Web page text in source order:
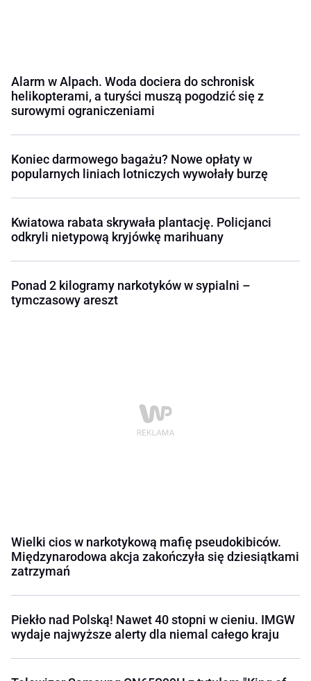
Alarm w Alpach. Woda dociera do schronisk
helikopterami, a turyści muszą pogodzić się z
surowymi ograniczeniami
Koniec darmowego bagażu? Nowe opłaty w
popularnych liniach lotniczych wywołały burzę
Kwiatowa rabata skrywała plantację. Policjanci
odkryli nietypową kryjówkę marihuany
Ponad 2 kilogramy narkotyków w sypialni –
tymczasowy areszt
Wielki cios w narkotykową mafię pseudokibiców.
Międzynarodowa akcja zakończyła się dziesiątkami
zatrzymań
Piekło nad Polską! Nawet 40 stopni w cieniu. IMGW
wydaje najwyższe alerty dla niemal całego kraju